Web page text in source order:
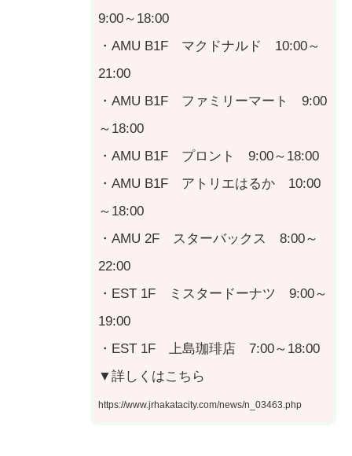
9:00～18:00
・AMU B1F マクドナルド 10:00～
21:00
・AMU B1F ファミリーマート 9:00
～18:00
・AMU B1F プロント 9:00～18:00
・AMU B1F アトリエはるか 10:00
～18:00
・AMU 2F スターバックス 8:00～
22:00
・EST 1F ミスタードーナツ 9:00～
19:00
・EST 1F 上島珈琲店 7:00～18:00
▼詳しくはこちら
https://www.jrhakatacity.com/news/n_03463.php